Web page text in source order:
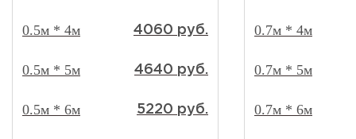
0.5м * 4м 4060 руб.
0.5м * 5м 4640 руб.
0.5м * 6м 5220 руб.
0.7м * 4м
0.7м * 5м
0.7м * 6м